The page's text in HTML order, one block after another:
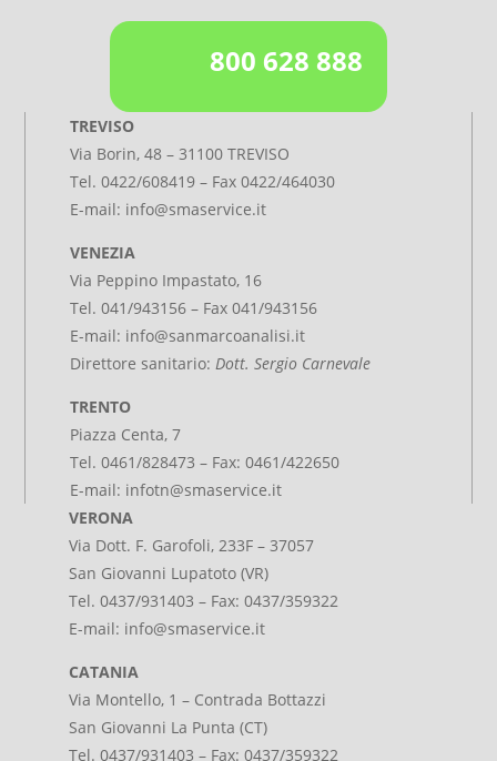
800 628 888
TREVISO
Via Borin, 48 – 31100 TREVISO
Tel.0422/608419 – Fax 0422/464030
E-mail: info@smaservice.it
VENEZIA
Via Peppino Impastato, 16
Tel. 041/943156 – Fax 041/943156
E-mail: info@sanmarcoanalisi.it
Direttore sanitario:Dott. Sergio Carnevale
TRENTO
Piazza Centa, 7
Tel. 0461/828473 – Fax: 0461/422650
E-mail: infotn@smaservice.it
VERONA
Via Dott. F. Garofoli, 233F – 37057
San Giovanni Lupatoto (VR)
Tel. 0437/931403 – Fax: 0437/359322
E-mail: info@smaservice.it
CATANIA
Via Montello, 1 – Contrada Bottazzi
San Giovanni La Punta (CT)
Tel. 0437/931403 – Fax: 0437/359322